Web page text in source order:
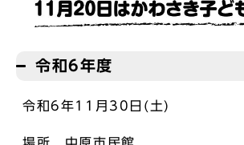
令和6年度
令和6年11月30日(土)